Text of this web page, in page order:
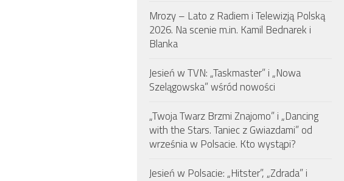
Mrozy – Lato z Radiem i Telewizją Polską
2026. Na scenie m.in. Kamil Bednarek i
Blanka
Jesień w TVN: „Taskmaster” i „Nowa
Szelągowska” wśród nowości
„Twoja Twarz Brzmi Znajomo” i „Dancing
with the Stars. Taniec z Gwiazdami” od
września w Polsacie. Kto wystąpi?
Jesień w Polsacie: „Hitster”, „Zdrada” i